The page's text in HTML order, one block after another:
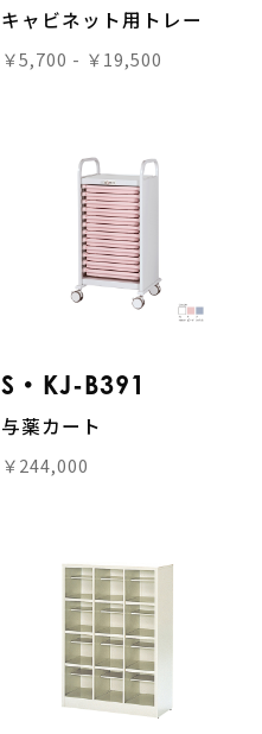
キャビネット用トレー
￥5,700 - ￥19,500
S・KJ-B391
与薬カート
￥244,000